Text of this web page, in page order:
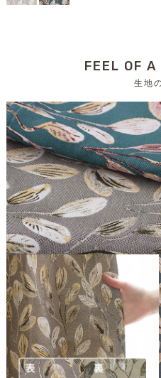
FEEL OF
生地